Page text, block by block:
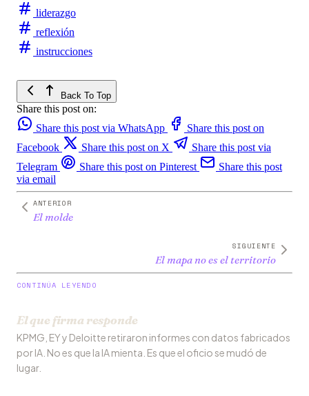
liderazgo
reflexión
instrucciones
Back To Top
Share this post on:
Share this post via WhatsApp
Share this post on
Facebook
Share this post on X
Share this post via
Telegram
Share this post on Pinterest
Share this post
via email
ANTERIOR
El molde
SIGUIENTE
El mapa no es el territorio
CONTINÚA LEYENDO
El que firma responde
KPMG, EY y Deloitte retiraron informes con datos fabricados
por IA. No es que la IA mienta. Es que el oficio se mudó de
lugar.